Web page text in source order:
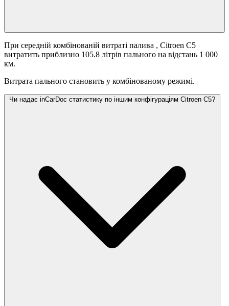
При середній комбінованій витраті палива , Citroen C5
витратить приблизно 105.8 літрів пального на відстань 1 000
км.
Витрата пального становить у комбінованому режимі.
Чи надає inCarDoc статистику по іншим конфігураціям Citroen C5?